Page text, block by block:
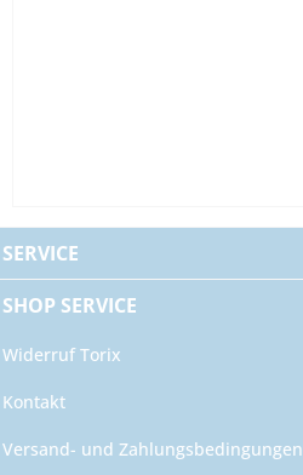
SERVICE
SHOP SERVICE
Widerruf Torix
Kontakt
Versand- und Zahlungsbedingungen